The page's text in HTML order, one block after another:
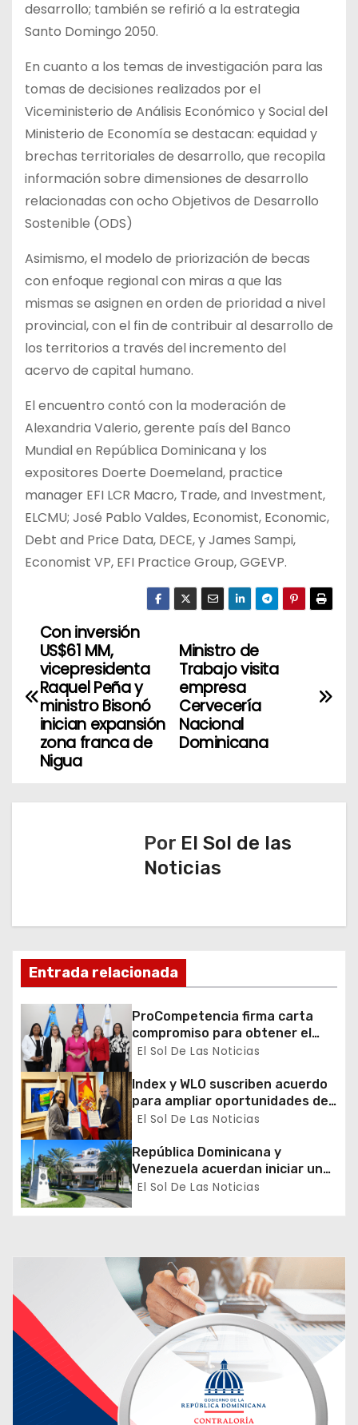
desarrollo; también se refirió a la estrategia
Santo Domingo 2050.
En cuanto a los temas de investigación para las
tomas de decisiones realizados por el
Viceministerio de Análisis Económico y Social del
Ministerio de Economía se destacan: equidad y
brechas territoriales de desarrollo, que recopila
información sobre dimensiones de desarrollo
relacionadas con ocho Objetivos de Desarrollo
Sostenible (ODS)
Asimismo, el modelo de priorización de becas
con enfoque regional con miras a que las
mismas se asignen en orden de prioridad a nivel
provincial, con el fin de contribuir al desarrollo de
los territorios a través del incremento del
acervo de capital humano.
El encuentro contó con la moderación de
Alexandria Valerio, gerente país del Banco
Mundial en República Dominicana y los
expositores Doerte Doemeland, practice
manager EFI LCR Macro, Trade, and Investment,
ELCMU; José Pablo Valdes, Economist, Economic,
Debt and Price Data, DECE, y James Sampi,
Economist VP, EFI Practice Group, GGEVP.
N
v
a
d
e
e
n
t
r
a
d
Ministro de
Trabajo visita
empresa
Cervecería
Nacional
Dominicana
Con inversión
US$61 MM,
vicepresidenta
Raquel Peña y
ministro Bisonó
inician expansión
zona franca de
Nigua
Por El Sol de las
Noticias
Entrada relacionada
ProCompetencia firma carta
compromiso para obtener el
Sello Igualando RD para el
El Sol De Las Noticias
Index y WLO suscriben acuerdo
para ampliar oportunidades de
formación de dominicanos en el
El Sol De Las Noticias
República Dominicana y
Venezuela acuerdan iniciar un
proceso de normalización
El Sol De Las Noticias